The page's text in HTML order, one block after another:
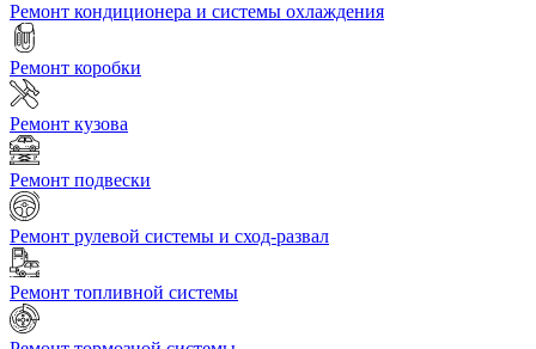
Ремонт кондиционера и системы охлаждения
Ремонт коробки
Ремонт кузова
Ремонт подвески
Ремонт рулевой системы и сход-развал
Ремонт топливной системы